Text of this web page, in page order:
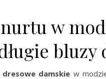
w
bluzy
dresowe damskie w